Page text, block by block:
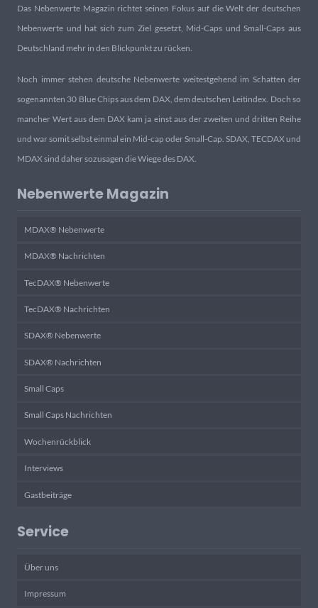
Das Nebenwerte Magazin richtet seinen Fokus auf die Welt der deutschen
Nebenwerte und hat sich zum Ziel gesetzt, Mid-Caps und Small-Caps aus
Deutschland mehr in den Blickpunkt zu rücken.
Noch immer stehen deutsche Nebenwerte weitestgehend im Schatten der
sogenannten 30 Blue Chips aus dem DAX, dem deutschen Leitindex. Doch so
mancher Wert aus dem DAX kam ja einst aus der zweiten und dritten Reihe
und war somit selbst einmal ein Mid-cap oder Small-Cap. SDAX, TECDAX und
MDAX sind daher sozusagen die Wiege des DAX.
Nebenwerte Magazin
MDAX® Nebenwerte
MDAX® Nachrichten
TecDAX® Nebenwerte
TecDAX® Nachrichten
SDAX® Nebenwerte
SDAX® Nachrichten
Small Caps
Small Caps Nachrichten
Wochenrückblick
Interviews
Gastbeiträge
Service
Über uns
Impressum